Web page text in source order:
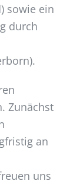
sowie ein
durch
Zunächst
an
uns